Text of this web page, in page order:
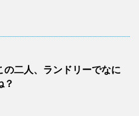
の二人、ランドリーでなに
？